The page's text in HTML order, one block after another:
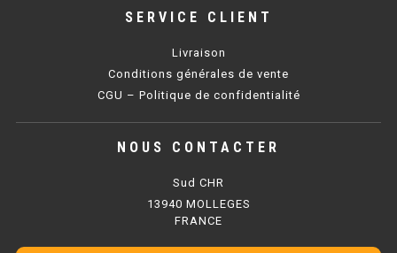
CHAUFFE FRITES 600 ÉLECTRIQUE
CHAUFFE FRITES 700 ÉLECTRIQUE
PLAQUE SÉRIE UOC
PLAQUE 600 GAZ
PLAQUE 650 GAZ
SERVICE CLIENT
Livraison
Conditions générales de vente
CGU – Politique de confidentialité
NOUS CONTACTER
Sud CHR
13940 MOLLEGES
FRANCE